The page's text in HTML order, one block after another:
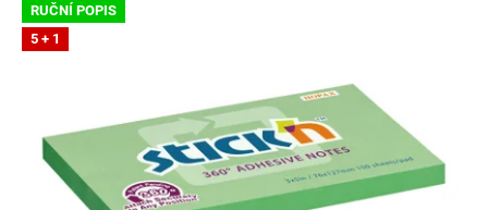
RUČNÍ POPIS
5 + 1